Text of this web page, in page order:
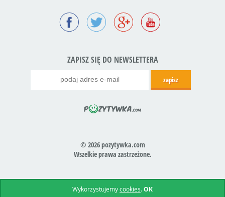
ZAPISZ SIĘ DO NEWSLETTERA
© 2026 pozytywka.com
Wszelkie prawa zastrzeżone.
Wykorzystujemycookies.OK